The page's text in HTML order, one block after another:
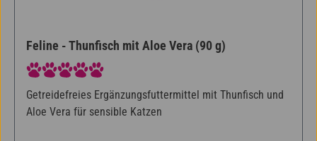
Feline - Thunfisch mit Aloe Vera (90 g)
Durchschnittliche Bewertung von 5 von 5 Sternen
Getreidefreies Ergänzungsfuttermittel mit Thunfisch und
Aloe Vera für sensible Katzen